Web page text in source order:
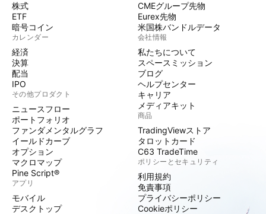
株式
ETF
暗号コイン
カレンダー
経済
決算
配当
IPO
その他プロダクト
ニュースフロー
ポートフォリオ
ファンダメンタルグラフ
イールドカーブ
オプション
マクロマップ
Pine Script®
アプリ
モバイル
デスクトップ
CMEグループ先物
Eurex先物
米国株バンドルデータ
会社情報
私たちについて
スペースミッション
ブログ
ヘルプセンター
キャリア
メディアキット
商品
TradingViewストア
タロットカード
C63 TradeTime
ポリシーとセキュリティ
利用規約
免責事項
プライバシーポリシー
Cookieポリシー